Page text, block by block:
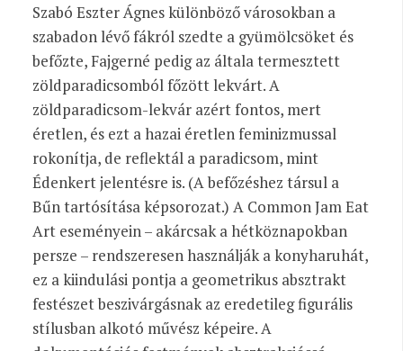
Szabó Eszter Ágnes különböző városokban a
szabadon lévő fákról szedte a gyümölcsöket és
befőzte, Fajgerné pedig az általa termesztett
zöldparadicsomból főzött lekvárt. A
zöldparadicsom-lekvár azért fontos, mert
éretlen, és ezt a hazai éretlen feminizmussal
rokonítja, de reflektál a paradicsom, mint
Édenkert jelentésre is. (A befőzéshez társul a
Bűn tartósítása képsorozat.) A Common Jam Eat
Art eseményein – akárcsak a hétköznapokban
persze – rendszeresen használják a konyharuhát,
ez a kiindulási pontja a geometrikus absztrakt
festészet beszivárgásnak az eredetileg figurális
stílusban alkotó művész képeire. A